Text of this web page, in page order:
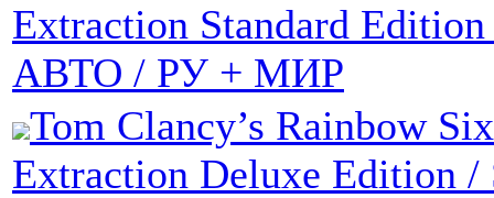
Extraction Standard Edition
АВТО / РУ + МИР
Tom Clancy’s Rainbow Six
Extraction Deluxe Edition /